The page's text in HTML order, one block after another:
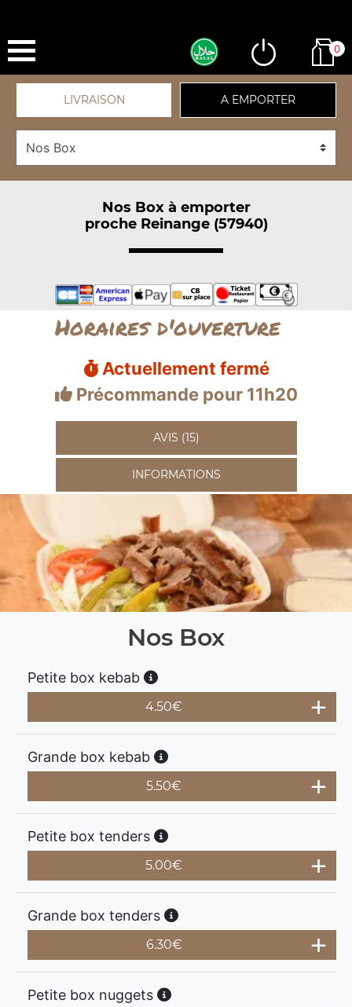
0
LIVRAISON A EMPORTER
Nos Box à emporter
proche Reinange (57940)
Horaires d'ouverture
Actuellement fermé
Précommande pour 11h20
AVIS (15)
INFORMATIONS
Nos Box
Petite box kebab
4.50€
Grande box kebab
5.50€
Petite box tenders
5.00€
Grande box tenders
6.30€
Petite box nuggets